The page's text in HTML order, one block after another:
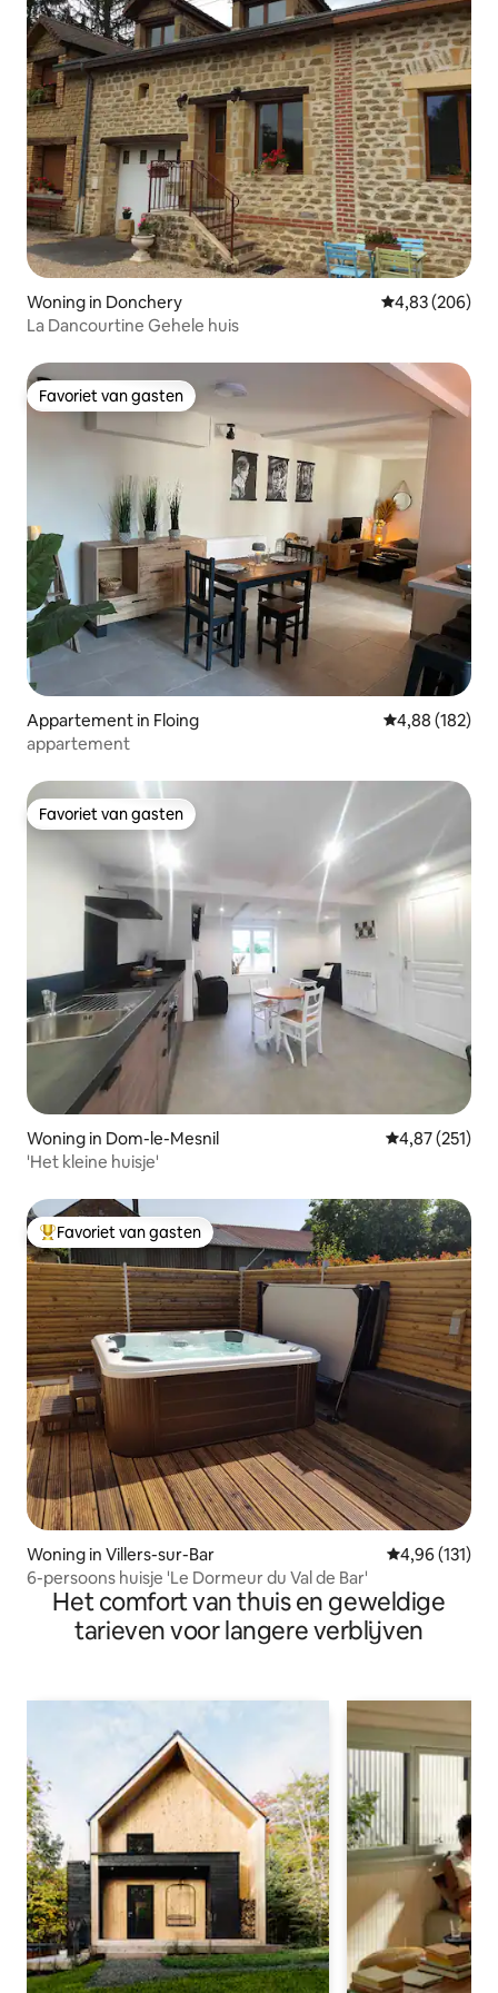
Woning in Donchery Gemiddelde
4,83 (206)
La Dancourtine Gehele huis
Favoriet van gasten
Favoriet van gasten
Appartement in Floing Gemiddelde
4,88 (182)
appartement
Favoriet van gasten
Favoriet van gasten
Woning in Dom-le-Mesnil Gemiddelde
4,87 (251)
'Het kleine huisje'
Topfavoriet van gasten
Favoriet van gasten
Woning in Villers-sur-Bar Gemiddelde
4,96 (131)
6-persoons huisje 'Le Dormeur du Val de Bar'
Het comfort van thuis en geweldige
tarieven voor langere verblijven